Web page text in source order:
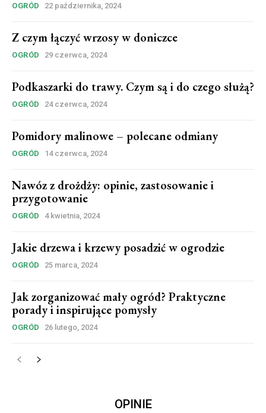
OGRÓD 22 października, 2024
Z czym łączyć wrzosy w doniczce
OGRÓD 29 czerwca, 2024
Podkaszarki do trawy. Czym są i do czego służą?
OGRÓD 24 czerwca, 2024
Pomidory malinowe – polecane odmiany
OGRÓD 14 czerwca, 2024
Nawóz z drożdży: opinie, zastosowanie i
przygotowanie
OGRÓD 4 kwietnia, 2024
Jakie drzewa i krzewy posadzić w ogrodzie
OGRÓD 25 marca, 2024
Jak zorganizować mały ogród? Praktyczne
porady i inspirujące pomysły
OGRÓD 26 lutego, 2024
OPINIE